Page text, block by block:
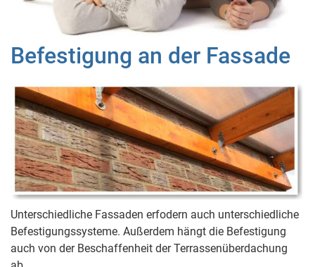
Befestigung an der Fassade
Unterschiedliche Fassaden erfodern auch unterschiedliche
Befestigungssysteme. Außerdem hängt die Befestigung
auch von der Beschaffenheit der Terrassenüberdachung